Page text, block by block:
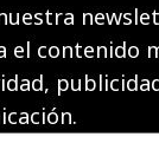
el contenido